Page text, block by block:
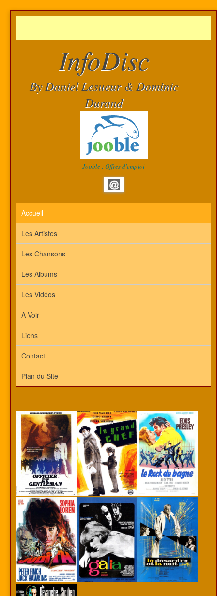
InfoDisc
By Daniel Lesueur & Dominic
Durand
Jooble : Offres d'emploi
Accueil
Les Artistes
Les Chansons
Les Albums
Les Vidéos
A Voir
Liens
Contact
Plan du Site